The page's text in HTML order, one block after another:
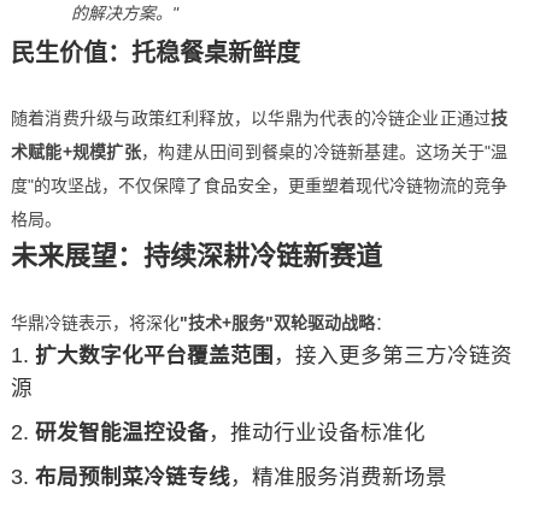
的解决方案。"
民生价值：托稳餐桌新鲜度
随着消费升级与政策红利释放，以华鼎为代表的冷链企业正通过技
术赋能+规模扩张，构建从田间到餐桌的冷链新基建。这场关于"温
度"的攻坚战，不仅保障了食品安全，更重塑着现代冷链物流的竞争
格局。
未来展望：持续深耕冷链新赛道
华鼎冷链表示，将深化"技术+服务"双轮驱动战略：
扩大数字化平台覆盖范围 ，接入更多第三方冷链资
源
研发智能温控设备，推动行业设备标准化
布局预制菜冷链专线，精准服务消费新场景